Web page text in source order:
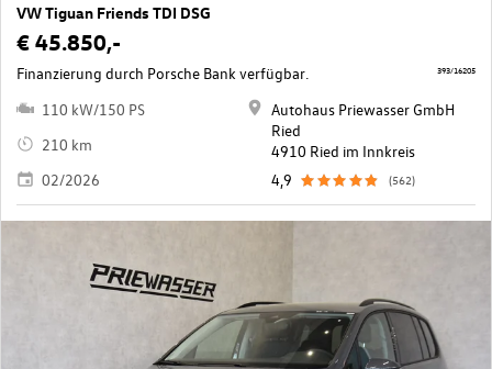
VW Tiguan Friends TDI DSG
€ 45.850,-
Finanzierung durch Porsche Bank verfügbar.
110 kW/150 PS
210 km
02/2026
Autohaus Priewasser GmbH
Ried
4910 Ried im Innkreis
4,9
(562)
393/16205